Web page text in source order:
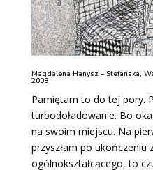
Magdalena Hanysz – Stefańska,
2008
Pamiętam to do tej pory.
turbodoładowanie. Bo
na swoim miejscu. Na
przyszłam po ukończeniu
ogólnokształcącego, to